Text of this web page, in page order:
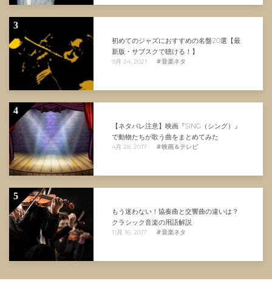
3
初めてのジャズにおすすめの名盤20選【最
新版・サブスクで聴ける！】
9月 24, 2021 #音楽ネタ
4
【ネタバレ注意】映画『SING（シング）』
で動物たちが歌う曲をまとめてみた
4月 28, 2017 #映画＆テレビ
5
もう迷わない！協奏曲と交響曲の違いは？
クラシック音楽の用語解説
11月 16, 2017 #音楽ネタ